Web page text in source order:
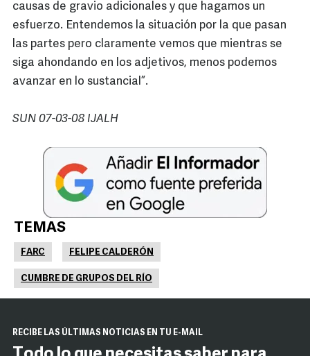
causas de gravio adicionales y que hagamos un
esfuerzo. Entendemos la situación por la que pasan
las partes pero claramente vemos que mientras se
siga ahondando en los adjetivos, menos podemos
avanzar en lo sustancial”.
SUN 07-03-08 IJALH
TEMAS
FARC FELIPE CALDERÓN
CUMBRE DE GRUPOS DEL RÍO
RECIBE LAS ÚLTIMAS NOTICIAS EN TU E-MAIL